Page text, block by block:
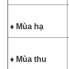
♦ Mùa hạ
♦ Mùa thu